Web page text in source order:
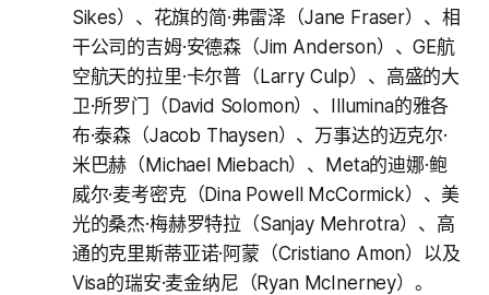
Sikes）、花旗的简·弗雷泽（Jane Fraser）、相
干公司的吉姆·安德森（Jim Anderson）、GE航
空航天的拉里·卡尔普（Larry Culp）、高盛的大
卫·所罗门（David Solomon）、Illumina的雅各
布·泰森（Jacob Thaysen）、万事达的迈克尔·
米巴赫（Michael Miebach）、Meta的迪娜·鲍
威尔·麦考密克（Dina Powell McCormick）、美
光的桑杰·梅赫罗特拉（Sanjay Mehrotra）、高
通的克里斯蒂亚诺·阿蒙（Cristiano Amon）以及
Visa的瑞安·麦金纳尼（Ryan McInerney）。